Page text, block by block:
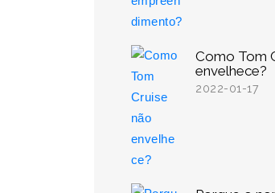
Como Tom
envelhece?
2022-01-17